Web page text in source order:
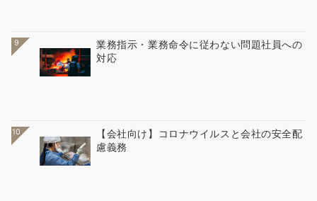
9
業務指示・業務命令に従わない問題社員への
対応
10
【会社向け】コロナウイルスと会社の安全配
慮義務